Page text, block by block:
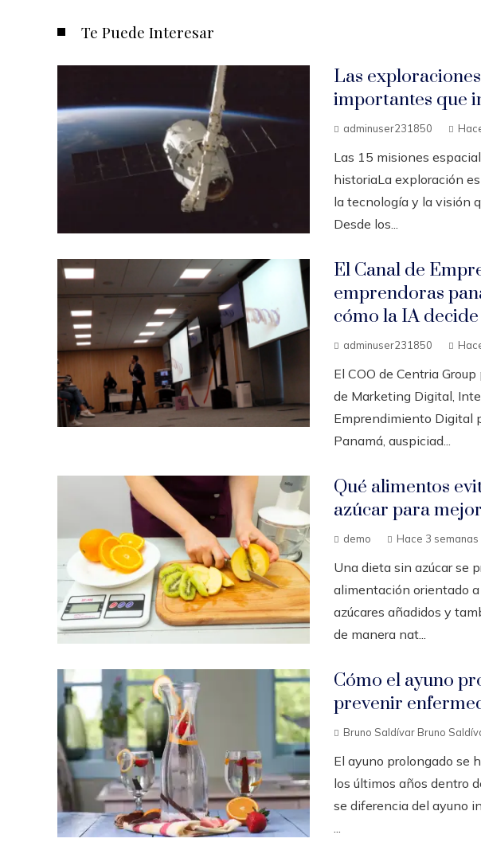
Te Puede Interesar
Las
importantes que
adminuser231850
Las 15 misiones
historiaLa exploración
la tecnología y la visión
Desde los...
El Canal de
emprendoras
cómo la IA
adminuser231850
El COO de Centria
de Marketing Digital,
Emprendimiento Digital
Panamá, auspiciad...
Qué alimentos
azúcar para
demo Hace 3 semanas
Una dieta sin azúcar se
alimentación orientado
azúcares añadidos y
de manera nat...
Cómo el ayuno
prevenir
Bruno Saldívar Bruno
El ayuno prolongado se
los últimos años dentro
se diferencia del ayuno
...